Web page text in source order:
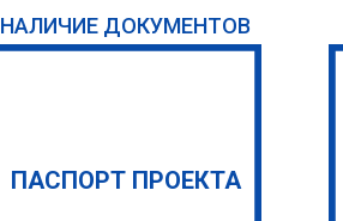
НАЛИЧИЕ ДОКУМЕНТОВ
ПАСПОРТ ПРОЕКТА